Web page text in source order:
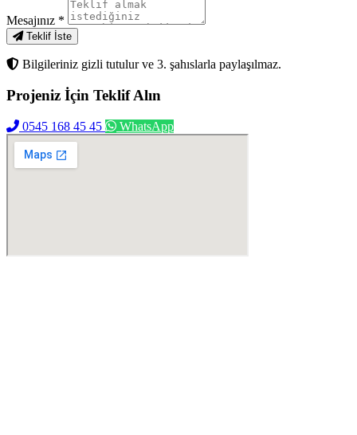
Mesajınız *
Teklif İste
Bilgileriniz gizli tutulur ve 3. şahıslarla paylaşılmaz.
Projeniz İçin Teklif Alın
0545 168 45 45 WhatsApp